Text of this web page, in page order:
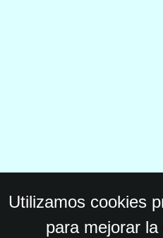
Utilizamos cookies
para mejorar